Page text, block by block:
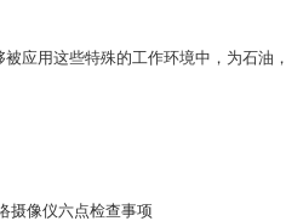
应用这些特殊的工作环境中，为石油
摄像仪六点检查事项